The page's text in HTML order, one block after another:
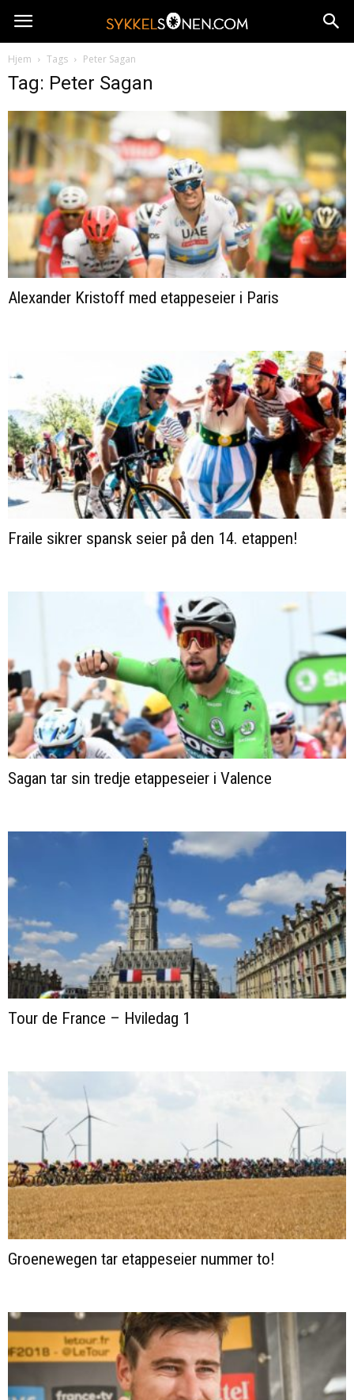
Hjem Tags Peter Sagan
Tag: Peter Sagan
Alexander Kristoff med etappeseier i Paris
Fraile sikrer spansk seier på den 14. etappen!
Sagan tar sin tredje etappeseier i Valence
Tour de France – Hviledag 1
Groenewegen tar etappeseier nummer to!